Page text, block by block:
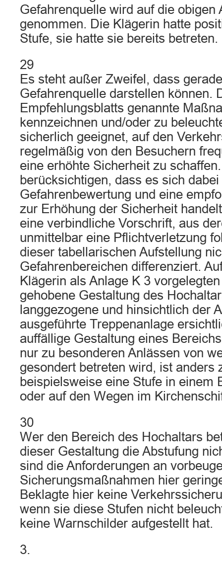
Gefahrenquelle wird auf die obigen
genommen. Die Klägerin hatte
Stufe, sie hatte sie bereits betreten.
29
Es steht außer Zweifel, dass
Gefahrenquelle darstellen können.
Empfehlungsblatts genannte
kennzeichnen und/oder zu
sicherlich geeignet, auf den
regelmäßig von den Besuchern
eine erhöhte Sicherheit zu
berücksichtigen, dass es sich
Gefahrenbewertung und eine
zur Erhöhung der Sicherheit
eine verbindliche Vorschrift, aus
unmittelbar eine Pflichtverletzung
dieser tabellarischen Aufstellung
Gefahrenbereichen differenziert.
Klägerin als Anlage K 3
gehobene Gestaltung des
langgezogene und hinsichtlich der
ausgeführte Treppenanlage
auffällige Gestaltung eines
nur zu besonderen Anlässen von
gesondert betreten wird, ist anders
beispielsweise eine Stufe in einem
oder auf den Wegen im
30
Wer den Bereich des Hochaltars
dieser Gestaltung die Abstufung
sind die Anforderungen an
Sicherungsmaßnahmen hier
Beklagte hier keine
wenn sie diese Stufen nicht
keine Warnschilder aufgestellt hat.
3.